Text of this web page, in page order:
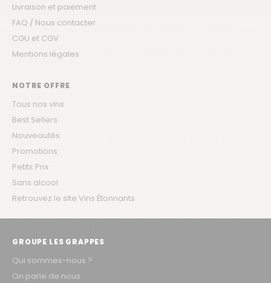
Livraison et paiement
FAQ / Nous contacter
CGU et CGV
Mentions légales
NOTRE OFFRE
Tous nos vins
Best Sellers
Nouveautés
Promotions
Petits Prix
Sans alcool
Retrouvez le site Vins Étonnants
GROUPE LES GRAPPES
Qui sommes-nous ?
On parle de nous